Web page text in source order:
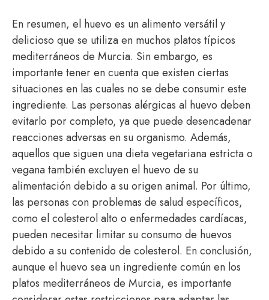
En resumen, el huevo es un alimento versátil y
delicioso que se utiliza en muchos platos típicos
mediterráneos de Murcia. Sin embargo, es
importante tener en cuenta que existen ciertas
situaciones en las cuales no se debe consumir este
ingrediente. Las personas alérgicas al huevo deben
evitarlo por completo, ya que puede desencadenar
reacciones adversas en su organismo. Además,
aquellos que siguen una dieta vegetariana estricta o
vegana también excluyen el huevo de su
alimentación debido a su origen animal. Por último,
las personas con problemas de salud específicos,
como el colesterol alto o enfermedades cardíacas,
pueden necesitar limitar su consumo de huevos
debido a su contenido de colesterol. En conclusión,
aunque el huevo sea un ingrediente común en los
platos mediterráneos de Murcia, es importante